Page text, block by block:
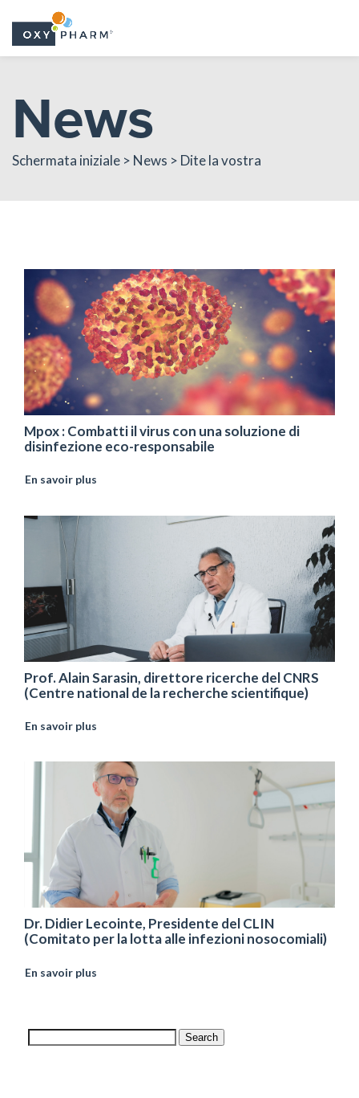
content
News
Schermata iniziale > News > Dite la vostra
Mpox : Combatti il ​​virus con una soluzione di
disinfezione eco-responsabile
En savoir plus
Prof. Alain Sarasin, direttore ricerche del CNRS
(Centre national de la recherche scientifique)
En savoir plus
Dr. Didier Lecointe, Presidente del CLIN
(Comitato per la lotta alle infezioni nosocomiali)
En savoir plus
Search